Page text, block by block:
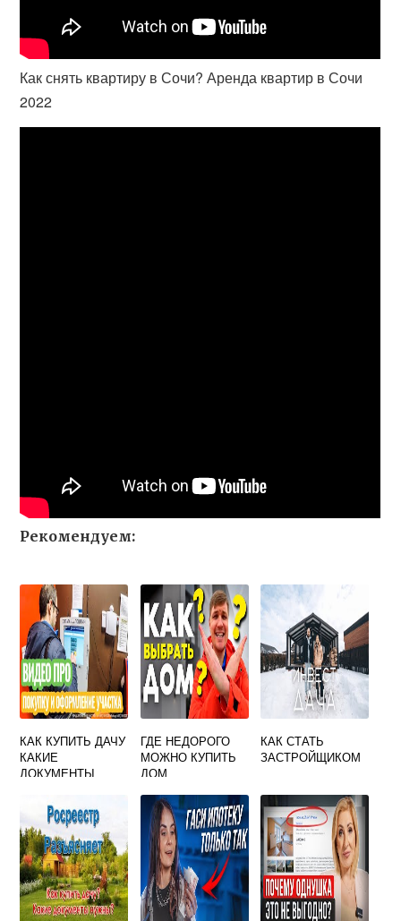
Как снять квартиру в Сочи? Аренда квартир в Сочи
2022⠀
Рекомендуем:
КАК КУПИТЬ ДАЧУ
КАКИЕ
ДОКУМЕНТЫ
ОФОРМЛЕНИЯ
ГДЕ НЕДОРОГО
МОЖНО КУПИТЬ
ДОМ
КАК СТАТЬ
ЗАСТРОЙЩИКОМ